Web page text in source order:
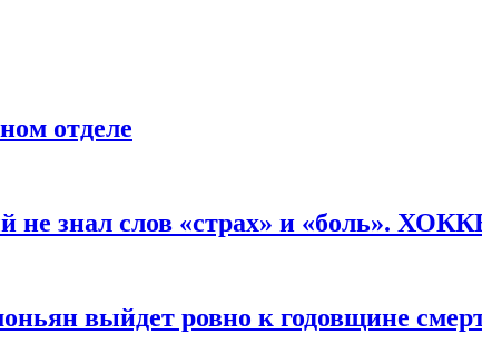
отделе
не знал слов «страх» и «боль».
выйдет ровно к годовщине